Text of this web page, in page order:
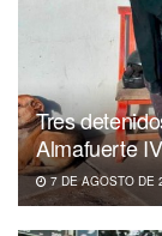
Tres
Almafuerte IV
7 DE AGOSTO DE